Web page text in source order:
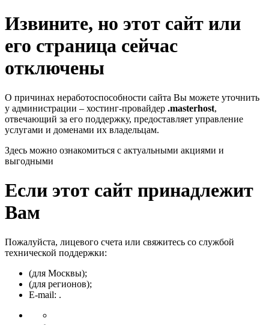
Извините, но этот сайт или
его страница сейчас
отключены
О причинах неработоспособности сайта Вы можете уточнить
у администрации – хостинг-провайдер .masterhost,
отвечающий за его поддержку, предоставляет управление
услугами и доменами их владельцам.
Здесь можно ознакомиться с актуальными акциями и
выгодными
Если этот сайт принадлежит
Вам
Пожалуйста, лицевого счета или свяжитесь со службой
технической поддержки:
(для Москвы);
(для регионов);
E-mail: .